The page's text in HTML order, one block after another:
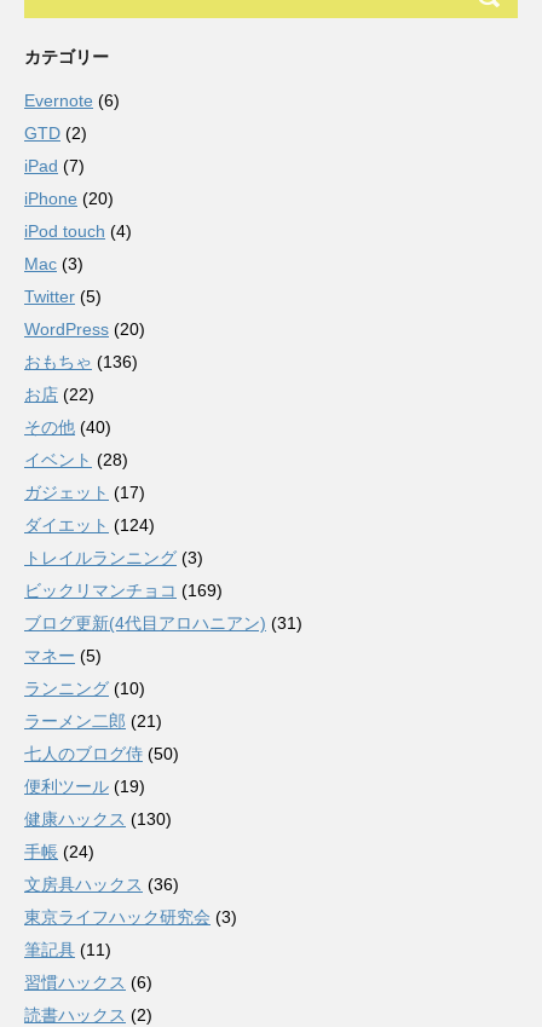
カテゴリー
Evernote (6)
GTD (2)
iPad (7)
iPhone (20)
iPod touch (4)
Mac (3)
Twitter (5)
WordPress (20)
おもちゃ (136)
お店 (22)
その他 (40)
イベント (28)
ガジェット (17)
ダイエット (124)
トレイルランニング (3)
ビックリマンチョコ (169)
ブログ更新(4代目アロハニアン) (31)
マネー (5)
ランニング (10)
ラーメン二郎 (21)
七人のブログ侍 (50)
便利ツール (19)
健康ハックス (130)
手帳 (24)
文房具ハックス (36)
東京ライフハック研究会 (3)
筆記具 (11)
習慣ハックス (6)
読書ハックス (2)